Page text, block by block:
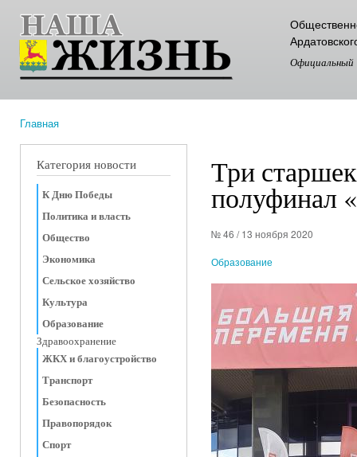
Официальный
Главная
Категория новости
К Дню Победы
Политика и власть
Общество
Экономика
Сельское хозяйство
Культура
Образование
Здравоохранение
ЖКХ и благоустройство
Транспорт
Безопасность
Правопорядок
Спорт
Три
полуфинал
№ 46 / 13 ноября 2020
Образование